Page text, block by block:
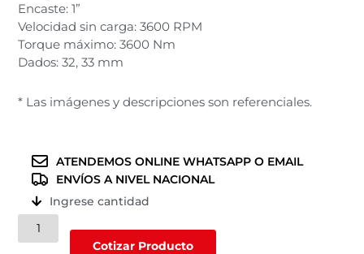
Encaste: 1”
Velocidad sin carga: 3600 RPM
Torque máximo: 3600 Nm
Dados: 32, 33 mm
* Las imágenes y descripciones son referenciales.
ATENDEMOS ONLINE WHATSAPP O EMAIL
ENVÍOS A NIVEL NACIONAL
Ingrese cantidad
Pistola
de
Cotizar Producto